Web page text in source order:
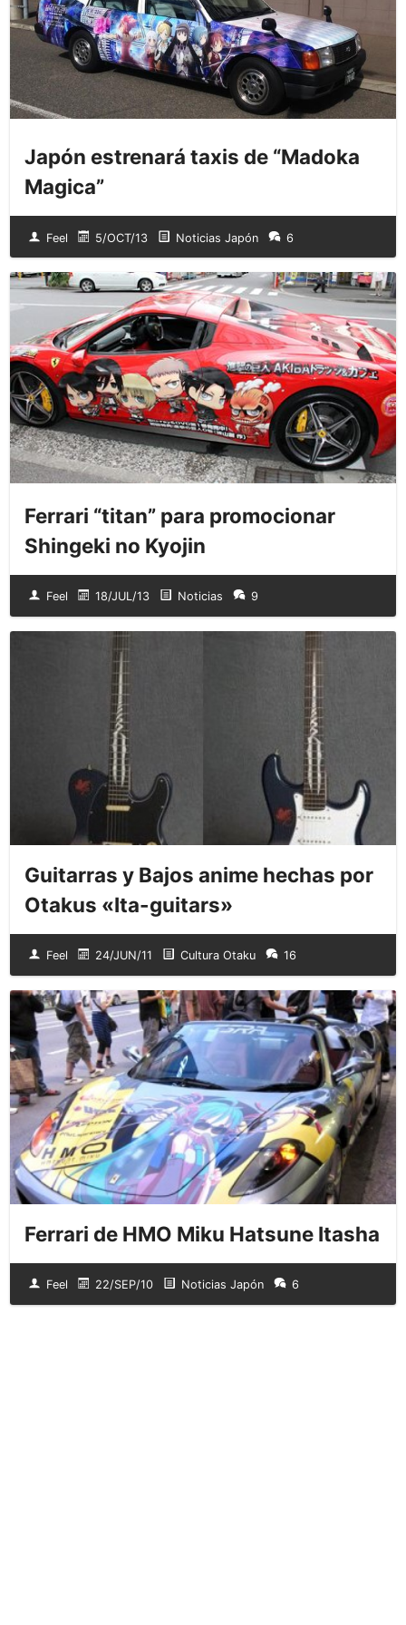
Japón estrenará taxis de “Madoka
Magica”
Feel 5/OCT/13 Noticias Japón 6
Ferrari “titan” para promocionar
Shingeki no Kyojin
Feel 18/JUL/13 Noticias 9
Guitarras y Bajos anime hechas por
Otakus «Ita-guitars»
Feel 24/JUN/11 Cultura Otaku 16
Ferrari de HMO Miku Hatsune Itasha
Feel 22/SEP/10 Noticias Japón 6